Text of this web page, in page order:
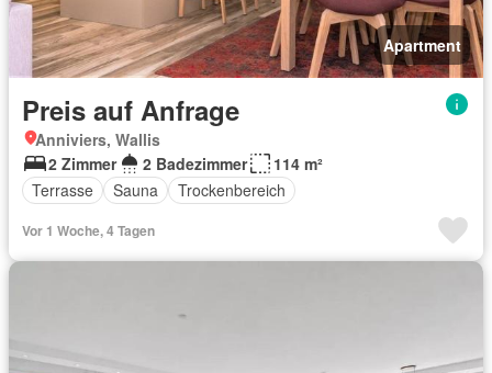
Apartment
Preis auf Anfrage
Anniviers, Wallis
2 Zimmer
2 Badezimmer
114 m²
Terrasse
Sauna Trockenbereich
Vor 1 Woche, 4 Tagen